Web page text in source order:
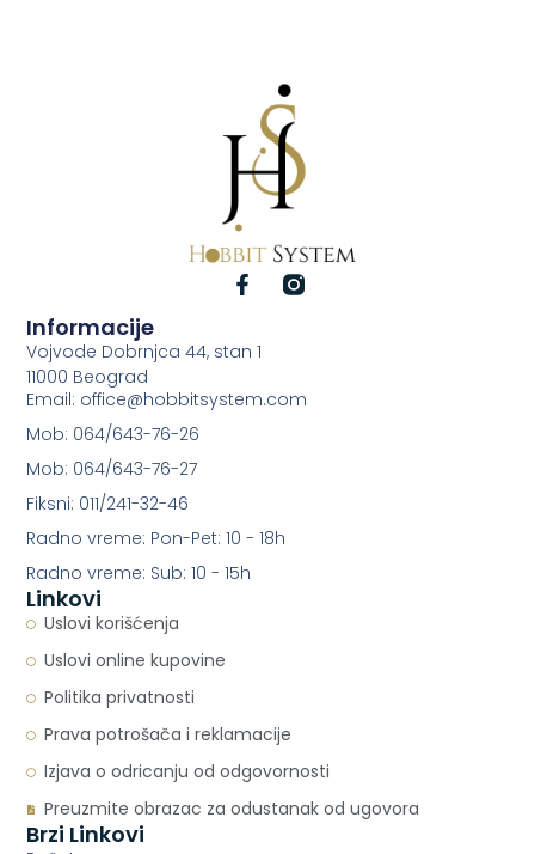
Linkovi
Uslovi korišćenja
Uslovi online kupovine
Politika privatnosti
Prava potrošača i reklamacije
Izjava o odricanju od odgovornosti
Preuzmite obrazac za odustanak od ugovora
Brzi Linkovi
Informacije
Vojvode Dobrnjca 44, stan 1
11000 Beograd
Email: office@hobbitsystem.com
Mob: 064/643-76-26
Mob: 064/643-76-27
Fiksni: 011/241-32-46
Radno vreme: Pon-Pet: 10 - 18h
Radno vreme: Sub: 10 - 15h